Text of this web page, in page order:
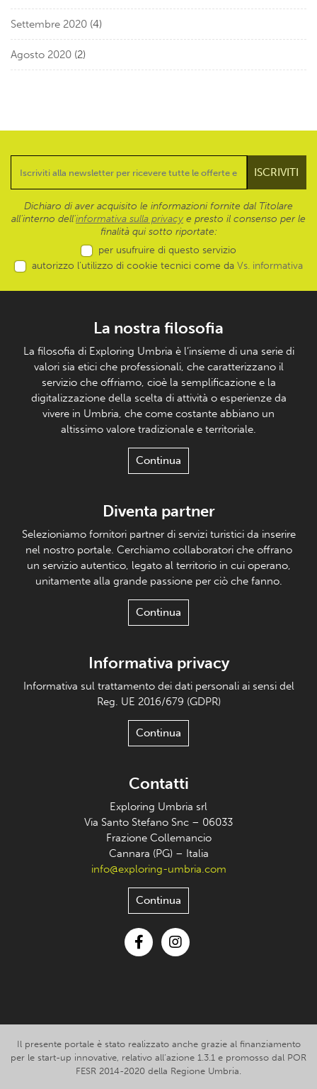
Settembre 2020 (4)
Agosto 2020 (2)
Dichiaro di aver acquisito le informazioni fornite dal Titolare
all’interno dell'informativa sulla privacy e presto il consenso per le
finalità qui sotto riportate:
per usufruire di questo servizio
autorizzo l’utilizzo di cookie tecnici come da Vs. informativa
La nostra filosofia
La filosofia di Exploring Umbria è l’insieme di una serie di
valori sia etici che professionali, che caratterizzano il
servizio che offriamo, cioè la semplificazione e la
digitalizzazione della scelta di attività o esperienze da
vivere in Umbria, che come costante abbiano un
altissimo valore tradizionale e territoriale.
Continua
Diventa partner
Selezioniamo fornitori partner di servizi turistici da inserire
nel nostro portale. Cerchiamo collaboratori che offrano
un servizio autentico, legato al territorio in cui operano,
unitamente alla grande passione per ciò che fanno.
Continua
Informativa privacy
Informativa sul trattamento dei dati personali ai sensi del
Reg. UE 2016/679 (GDPR)
Continua
Contatti
Exploring Umbria srl
Via Santo Stefano Snc – 06033
Frazione Collemancio
Cannara (PG) – Italia
info@exploring-umbria.com
Continua
Il presente portale è stato realizzato anche grazie al finanziamento
per le start-up innovative, relativo all’azione 1.3.1 e promosso dal POR
FESR 2014-2020 della Regione Umbria.